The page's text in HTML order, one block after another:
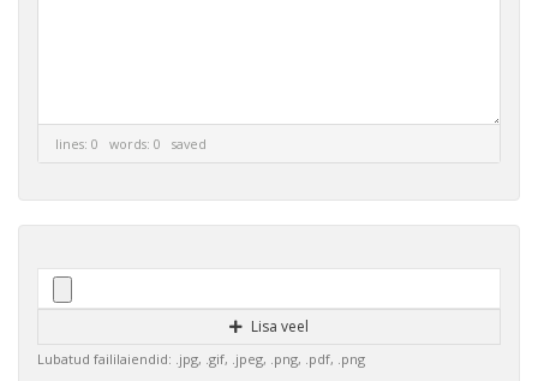
lines: 0 words: 0 saved
Lisa veel
Lubatud faililaiendid: .jpg, .gif, .jpeg, .png, .pdf, .png